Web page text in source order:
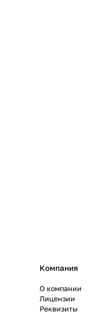
Компания
О компании
Лицензии
Реквизиты